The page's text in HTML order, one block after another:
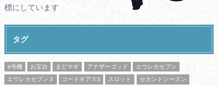
標にしています
タグ
6号機 お宝台 まどマギ アナザーゴッド
エウレカセブン
エウレカセブン３
コードギアス3 スロット
セカンドシーズン